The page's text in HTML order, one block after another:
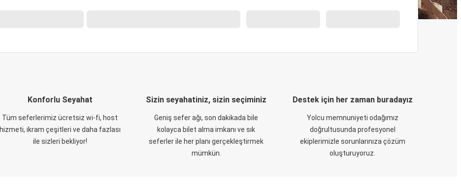
Konforlu Seyahat
Tüm seferlerimiz ücretsiz wi-fi, host
hizmeti, ikram çeşitleri ve daha fazlası
ile sizleri bekliyor!
Sizin seyahatiniz, sizin seçiminiz
Geniş sefer ağı, son dakikada bile
kolayca bilet alma imkanı ve sık
seferler ile her planı gerçekleştirmek
mümkün.
Destek için her zaman buradayız
Yolcu memnuniyeti odağımız
doğrultusunda profesyonel
ekiplerimizle sorunlarınıza çözüm
oluşturuyoruz.